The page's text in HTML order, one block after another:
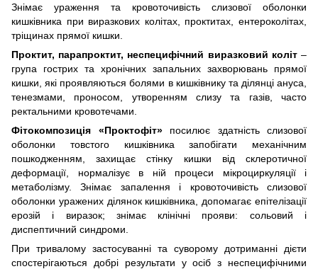
Знімає ураження та кровоточивість слизової оболонки
кишківника при виразкових колітах, проктитах, ентероколітах,
тріщинах прямої кишки.
Проктит, парапроктит, неспецифічний виразковий коліт–
група гострих та хронічних запальних захворювань прямої
кишки, які проявляються болями в кишківнику та ділянці ануса,
тенезмами, проносом, утворенням слизу та газів, часто
ректальними кровотечами.
Фітокомпозиція «Проктофіт»посилює здатність слизової
оболонки товстого кишківника запобігати механічним
пошкодженням, захищає стінку кишки від склеротичної
деформації, нормалізує в ній процеси мікроциркуляції і
метаболізму. Знімає запалення і кровоточивість слизової
оболонки уражених ділянок кишківника, допомагає епітелізації
ерозій і виразок; знімає клінічні прояви: сольовий і
диспептичний синдроми.
При тривалому застосуванні та суворому дотриманні дієти
спостерігаються добрі результати у осіб з неспецифічними